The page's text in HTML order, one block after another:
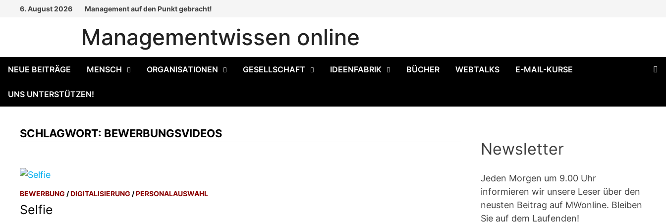
6. August 2026 Management auf den Punkt gebracht!
Managementwissen online
NEUE BEITRÄGE MENSCH ORGANISATIONEN GESELLSCHAFT IDEENFABRIK BÜCHER WEBTALKS E-MAIL-KURSE
UNS UNTERSTÜTZEN!
SCHLAGWORT: BEWERBUNGSVIDEOS
BEWERBUNG /DIGITALISIERUNG /PERSONALAUSWAHL
Selfie
Newsletter
Jeden Morgen um 9.00 Uhr
informieren wir unsere Leser über den
neusten Beitrag auf MWonline. Bleiben
Sie auf dem Laufenden!